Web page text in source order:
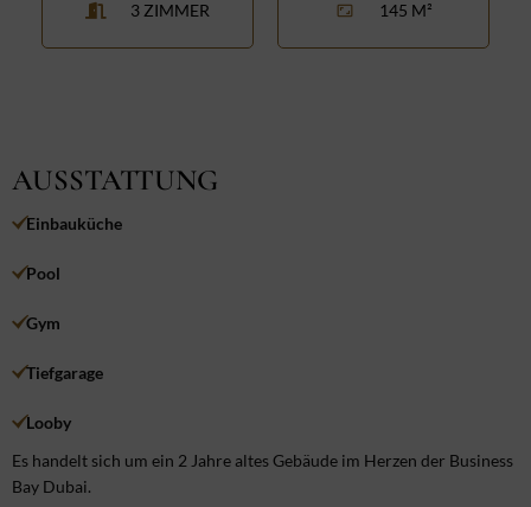
3 ZIMMER 145 M²
AUSSTATTUNG
Einbauküche
Pool
Gym
Tiefgarage
Looby
Es handelt sich um ein 2 Jahre altes Gebäude im Herzen der Business
Bay Dubai.